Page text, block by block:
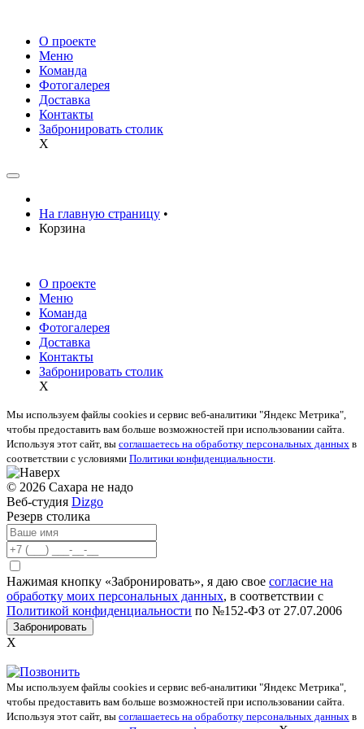
О проекте
Меню
Команда
Фотогалерея
Доставка
Контакты
Забронировать столик
X
На главную страницу •
Корзина
О проекте
Меню
Команда
Фотогалерея
Доставка
Контакты
Забронировать столик
X
Мы используем файлы cookies и сервис веб-аналитики "Яндекс Метрика",
чтобы предоставить вам больше возможностей при использовании сайта.
Используя этот сайт, вы соглашаетесь на обработку персональных данных в
соответствии с условиями Политики конфиденциальности.
© 2026 Сахара не надо
Веб-студия Dizgo
Резерв столика
Нажимая кнопку «Забронировать», я даю свое согласие на
обработку моих персональных данных, в соответствии с
Политикой конфиденциальности по №152-ФЗ от 27.07.2006
Забронировать
X
Мы используем файлы cookies и сервис веб-аналитики "Яндекс Метрика",
чтобы предоставить вам больше возможностей при использовании сайта.
Используя этот сайт, вы соглашаетесь на обработку персональных данных в